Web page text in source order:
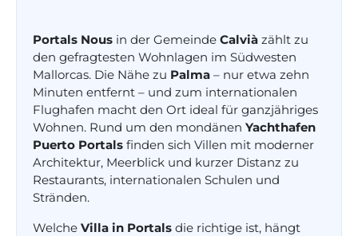
Portals Nous in der Gemeinde Calvià zählt zu
den gefragtesten Wohnlagen im Südwesten
Mallorcas. Die Nähe zu Palma – nur etwa zehn
Minuten entfernt – und zum internationalen
Flughafen macht den Ort ideal für ganzjähriges
Wohnen. Rund um den mondänen Yachthafen
Puerto Portals finden sich Villen mit moderner
Architektur, Meerblick und kurzer Distanz zu
Restaurants, internationalen Schulen und
Stränden.
Welche Villa in Portals die richtige ist, hängt